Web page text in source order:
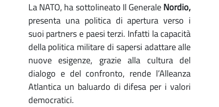
La NATO, ha sottolineato Il GeneraleNordio,
presenta una politica di apertura verso i
suoi partners e paesi terzi. Infatti la capacità
della politica militare di sapersi adattare alle
nuove esigenze, grazie alla cultura del
dialogo e del confronto, rende l’Alleanza
Atlantica un baluardo di difesa per i valori
democratici.